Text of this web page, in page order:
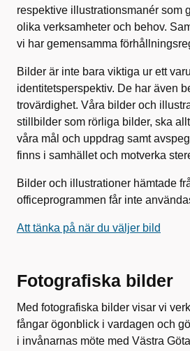
respektive illustrationsmanér som
olika verksamheter och behov.
vi har gemensamma
Bilder är inte bara viktiga ur ett
identitetsperspektiv. De har även
trovärdighet. Våra bilder och
stillbilder som rörliga bilder, ska
våra mål och uppdrag samt
finns i samhället och motverka
Bilder och illustrationer hämtade
officeprogrammen får inte
Att tänka på när du väljer bild
Fotografiska bilder
Med fotografiska bilder visar vi
fångar ögonblick i vardagen och
i invånarnas möte med Västra